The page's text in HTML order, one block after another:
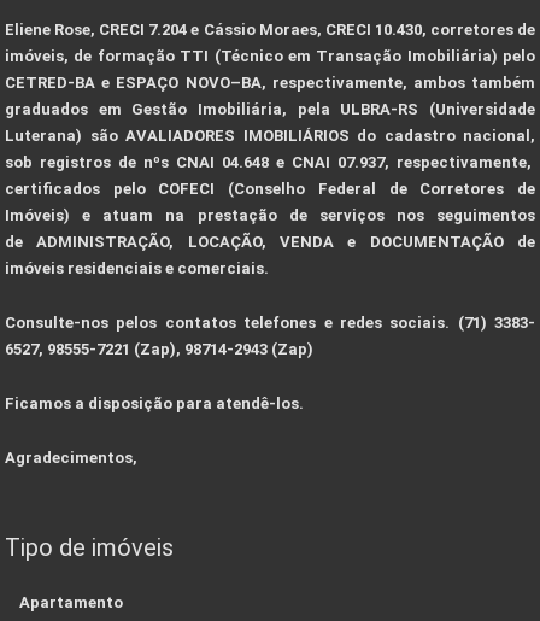
Eliene Rose, CRECI 7.204 e Cássio Moraes, CRECI 10.430, corretores de
imóveis, de formação TTI (Técnico em Transação Imobiliária) pelo
CETRED-BA e ESPAÇO NOVO–BA, respectivamente, ambos também
graduados em Gestão Imobiliária, pela ULBRA-RS (Universidade
Luterana) são AVALIADORES IMOBILIÁRIOS do cadastro nacional,
sob registros de nºs CNAI 04.648 e CNAI 07.937, respectivamente,
certificados pelo COFECI (Conselho Federal de Corretores de
Imóveis) e atuam na prestação de serviços nos seguimentos
de ADMINISTRAÇÃO, LOCAÇÃO, VENDA e DOCUMENTAÇÃO de
imóveis residenciais e comerciais.
Consulte-nos pelos contatos telefones e redes sociais. (71) 3383-
6527, 98555-7221 (Zap), 98714-2943 (Zap)
Ficamos a disposição para atendê-los.
Agradecimentos,
Tipo de imóveis
Apartamento